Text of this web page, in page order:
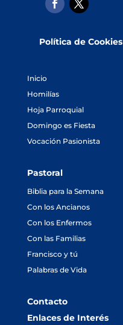
Política de Cookies
Inicio
Homilías
Hoja Parroquial
Domingo es Fiesta
Vocación Pasionista
Pastoral
Biblia para la Semana
Con los Ancianos
Con los Enfermos
Con las Familias
Francisco y tú
Palabras de Vida
Contacto
Enlaces de Interés